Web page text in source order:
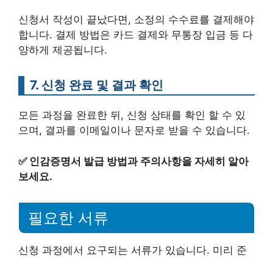
신청서 작성이 끝났다면, 소정의 수수료를 결제해야
합니다. 결제 방법은 카드 결제와 무통장 입금 등 다
양하게 제공됩니다.
7. 신청 완료 및 결과 확인
모든 과정을 완료한 뒤, 신청 상태를 확인 할 수 있
으며, 결과를 이메일이나 문자로 받을 수 있습니다.
✅ 인감증명서 발급 방법과 주의사항을 자세히 알아
보세요.
필요한 서류
신청 과정에서 요구되는 서류가 있습니다. 미리 준